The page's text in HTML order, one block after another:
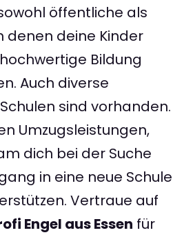
öffentliche als
denen deine Kinder
Bildung
Auch diverse
sind vorhanden.
Umzugsleistungen,
dich bei der Suche
in eine neue Schule
Vertraue auf
Engel aus Essen für